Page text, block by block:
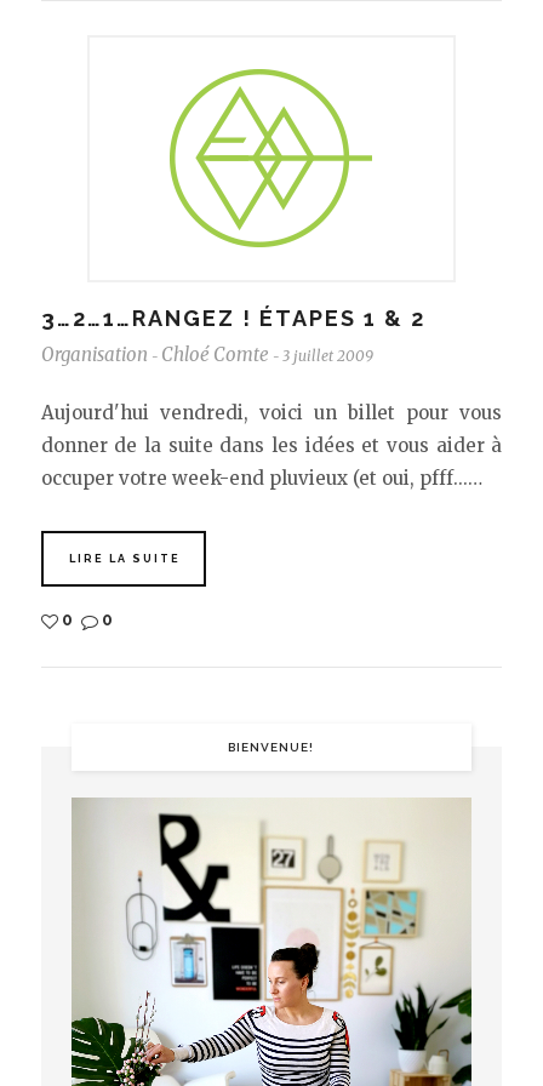
3…2…1…RANGEZ ! ÉTAPES 1 & 2
Organisation - Chloé Comte - 3 juillet 2009
Aujourd'hui vendredi, voici un billet pour vous
donner de la suite dans les idées et vous aider à
occuper votre week-end pluvieux (et oui, pfff...…
LIRE LA SUITE
0 0
BIENVENUE!